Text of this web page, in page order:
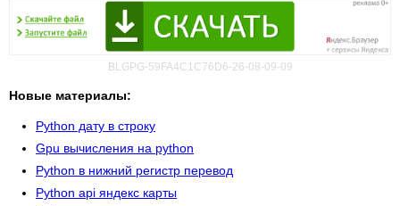
BLGPG-59FA4C1C76D6-26-08-09-09
Новые материалы:
Python дату в строку
Gpu вычисления на python
Python в нижний регистр перевод
Python api яндекс карты